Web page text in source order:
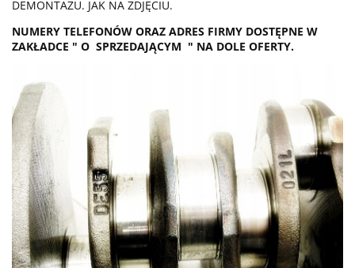
DEMONTAŻU. JAK NA ZDJĘCIU.
NUMERY TELEFONÓW ORAZ ADRES FIRMY DOSTĘPNE W
ZAKŁADCE " O SPRZEDAJĄCYM " NA DOLE OFERTY.